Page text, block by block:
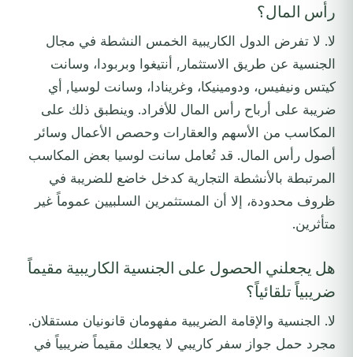
رأس المال؟
لا. لا تفرض الدول الكاريبية الخمس النشطة في مجال
الجنسية عن طريق الاستثمار, أنتيغوا وبربودا، وسانت
كيتس ونيفيس، ودومينيكا، وغرينادا، وسانت لوسيا, أي
ضريبة على أرباح رأس المال للأفراد. وينطبق ذلك على
المكاسب من الأسهم والعقارات وحصص الأعمال وسائر
أصول رأس المال. قد تُعامل سانت لوسيا بعض المكاسب
المرتبطة بالأنشطة التجارية كدخل خاضع للضريبة في
ظروف محدودة، إلا أن المستثمرين السلبيين عموماً غير
متأثرين.
هل يجعلني الحصول على الجنسية الكاريبية مقيماً
ضريبياً تلقائياً؟
لا. الجنسية والإقامة الضريبية مفهومان قانونيان مستقلان.
مجرد حمل جواز سفر كاريبي لا يجعلك مقيماً ضريبياً في